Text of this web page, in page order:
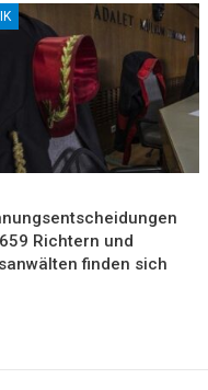
Richtern und
finden sich